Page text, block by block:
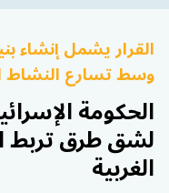
القرار يشمل إنشاء
وسط تسارع النشاط
لشق طرق تربط
الغربية